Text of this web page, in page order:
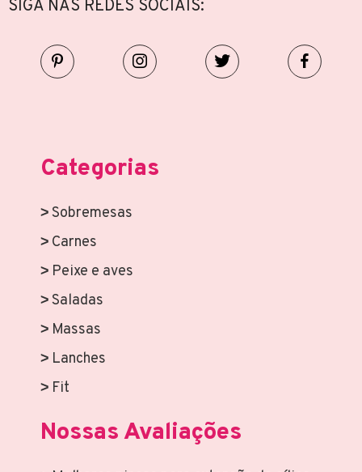
SIGA NAS REDES SOCIAIS:
Categorias
Sobremesas
Carnes
Peixe e aves
Saladas
Massas
Lanches
Fit
Nossas Avaliações